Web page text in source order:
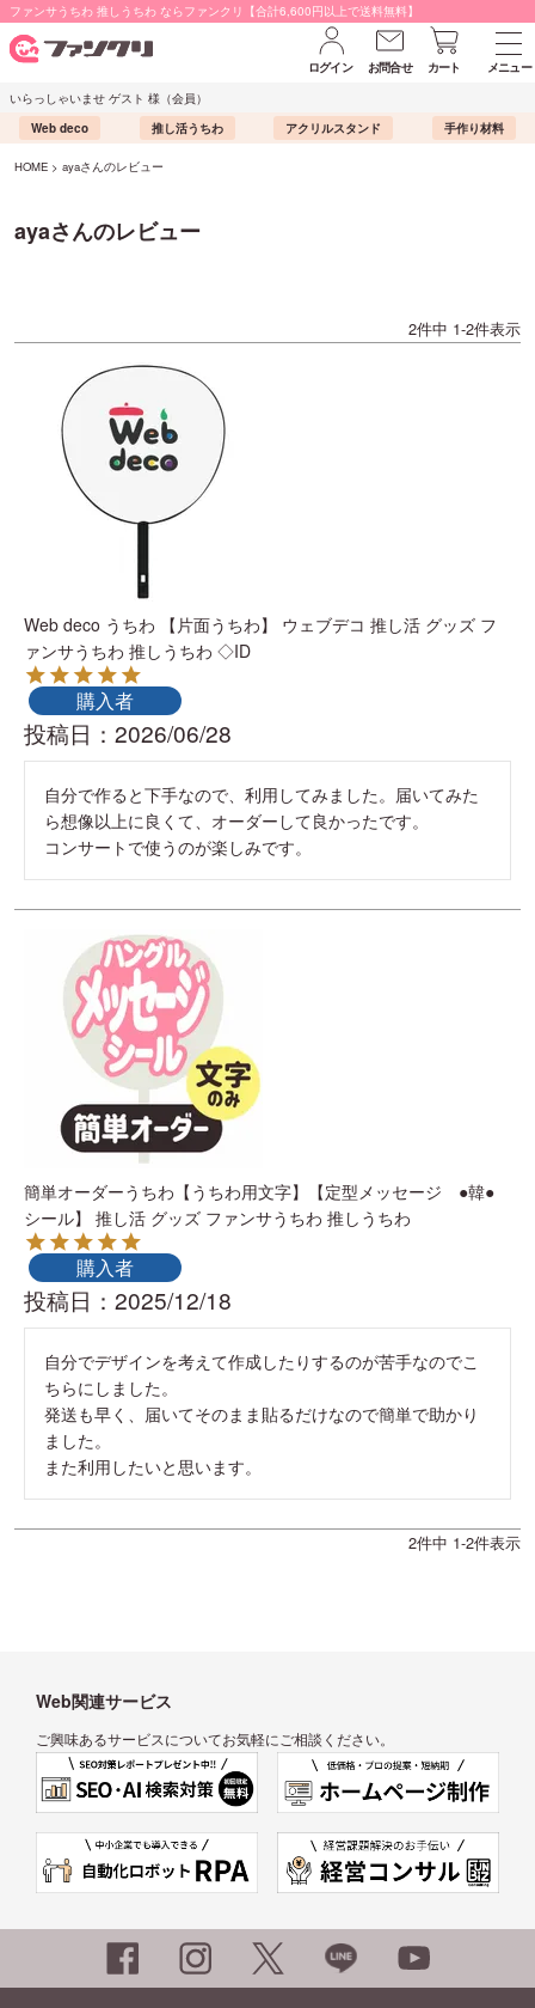
ファンサうちわ 推しうちわ ならファンクリ【合計6,600円以上で送料無料】
ログイン お問合せ カート
メニュー
いらっしゃいませ ゲスト 様（会員）
Web deco
推し活うちわ アクリルスタンド 手作り材料
HOME ayaさんのレビュー
ayaさんのレビュー
2件中 1-2件表示
Web deco うちわ 【片面うちわ】 ウェブデコ 推し活 グッズ フ
ァンサうちわ 推しうちわ ◇ID
購入者
投稿日 2026/06/28
自分で作ると下手なので、利用してみました。届いてみた
ら想像以上に良くて、オーダーして良かったです。
コンサートで使うのが楽しみです。
簡単オーダーうちわ【うちわ用文字】【定型メッセージ ●韓●
シール】 推し活 グッズ ファンサうちわ 推しうちわ
購入者
投稿日 2025/12/18
自分でデザインを考えて作成したりするのが苦手なのでこ
ちらにしました。
発送も早く、届いてそのまま貼るだけなので簡単で助かり
ました。
また利用したいと思います。
2件中 1-2件表示
Web関連サービス
ご興味あるサービスについてお気軽にご相談ください。